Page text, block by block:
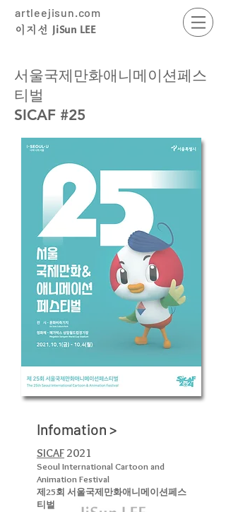
artleejisun.com
​이지선 JiSun LEE
서울국제만화애니메이션페스
티벌
SICAF #25
Infomation >
SICAF 2021
Seoul International Cartoon and
Animation Festival
제25회 서울국제만화애니메이션페스
티벌